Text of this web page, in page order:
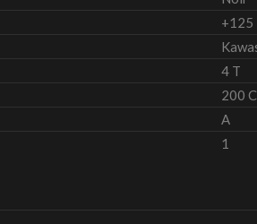
+125
4 T
200
A
1